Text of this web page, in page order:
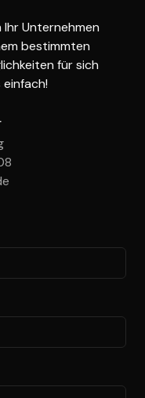
Ihr Unternehmen
bestimmten
für sich